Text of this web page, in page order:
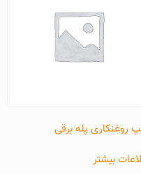
روغنکاری پله برقی
بیشتر